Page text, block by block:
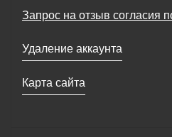
Запрос на отзыв согласия
Удаление аккаунта
Карта сайта